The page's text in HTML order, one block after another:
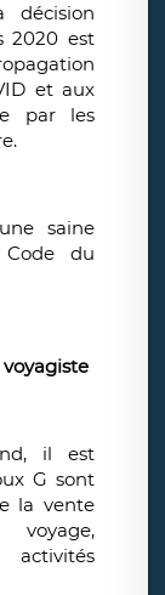
décision
2020 est
et aux
par les
saine
Code du
il est
G sont
la vente
activités